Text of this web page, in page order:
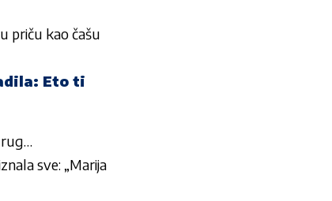
priču kao čašu
Eto ti
sve: „Marija